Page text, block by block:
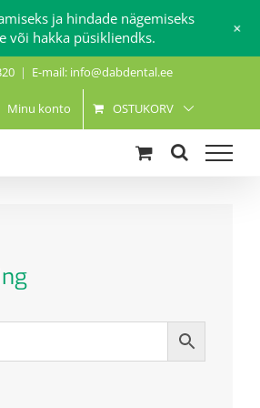
| E-mail: info@dabdental.ee
Minu konto OSTUKORV
ja hindade nägemiseks
või hakka püsikliendks.
+